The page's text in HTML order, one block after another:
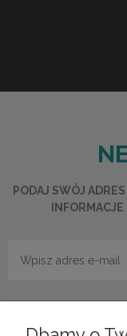
PODAJ SWÓJ